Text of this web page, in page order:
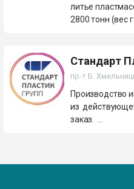
литье
2800 тонн (вес
Стандарт
пр-т Б.
Производство
из
заказ. ...